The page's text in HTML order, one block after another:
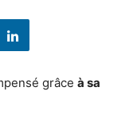
grâce à sa